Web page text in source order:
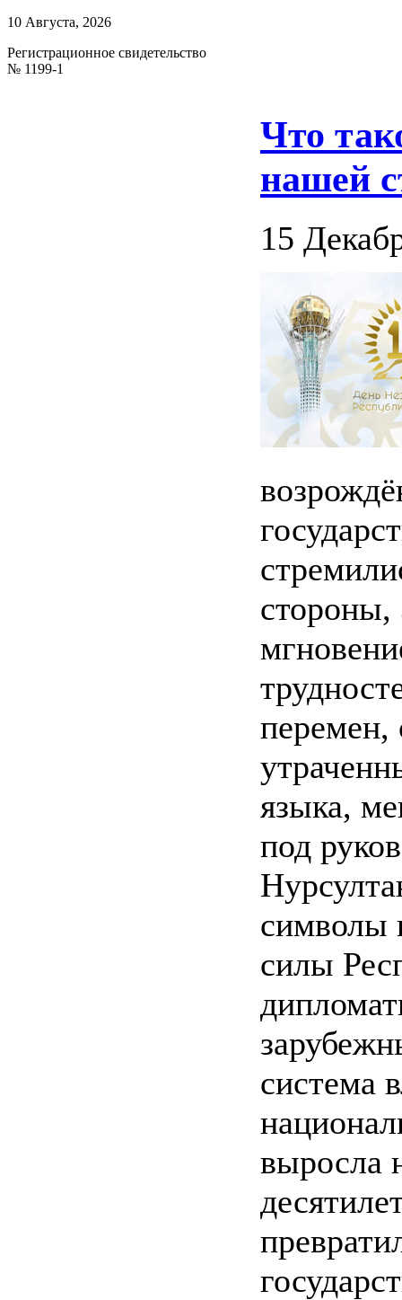
10 Августа, 2026
Регистрационное свидетельство
№ 1199-1
Что
нашей
15
стороны,
перемен,
языка,
под
символы
силы
система
выросла